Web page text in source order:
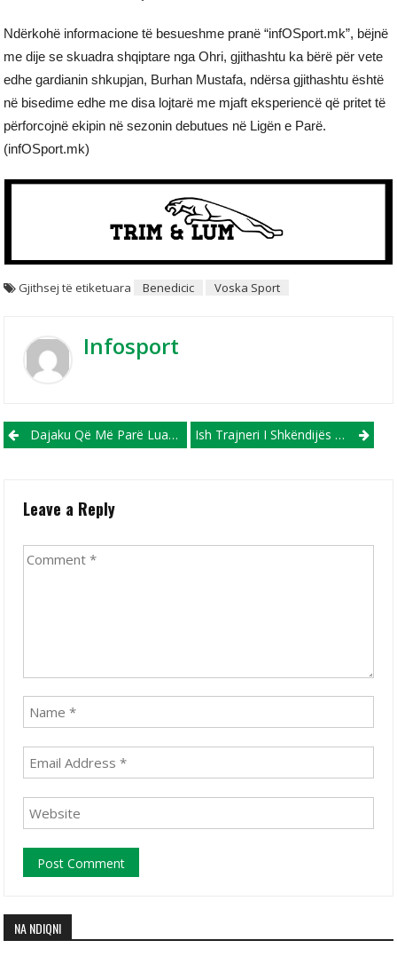
Ndërkohë informacione të besueshme pranë “infOSport.mk”, bëjnë
me dije se skuadra shqiptare nga Ohri, gjithashtu ka bërë për vete
edhe gardianin shkupjan, Burhan Mustafa, ndërsa gjithashtu është
në bisedime edhe me disa lojtarë me mjaft eksperiencë që pritet të
përforcojnë ekipin në sezonin debutues në Ligën e Parë.
(infOSport.mk)
Gjithsej të etiketuara Benedicic Voska Sport
Infosport
Post navigation
Dajaku Që Më Parë Luante Te Bajerni I Munihut, Do Luaj Për Hajduk Split Ish Trajneri I Shkëndijës Surprizon Me Skuadrën E Tij Të Re!
Leave a Reply
NA NDIQNI